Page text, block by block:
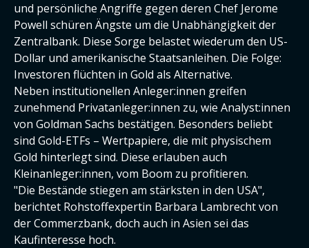
und persönliche Angriffe gegen deren Chef Jerome
Powell schüren Ängste um die Unabhängigkeit der
Zentralbank. Diese Sorge belastet wiederum den US-
Dollar und amerikanische Staatsanleihen. Die Folge:
Investoren flüchten in Gold als Alternative.
Neben institutionellen Anleger:innen greifen
zunehmend Privatanleger:innen zu, wie Analyst:innen
von Goldman Sachs bestätigen. Besonders beliebt
sind Gold-ETFs – Wertpapiere, die mit physischem
Gold hinterlegt sind. Diese erlauben auch
Kleinanleger:innen, vom Boom zu profitieren.
"Die Bestände stiegen am stärksten in den USA",
berichtet Rohstoffexpertin Barbara Lambrecht von
der Commerzbank, doch auch in Asien sei das
Kaufinteresse hoch.